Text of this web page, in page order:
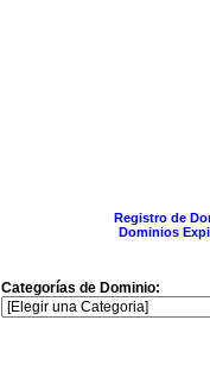
Registro de
Dominios
Categorías de Dominio: